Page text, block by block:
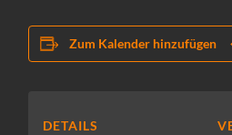
Zum Kalender hinzufügen
DETAILS